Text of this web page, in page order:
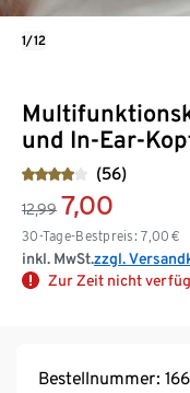
und In-Ear-
(56)
12,99 7,00
30-Tage-Bestpreis: 7,00 €
inkl. MwSt.zzgl.
Zur Zeit nicht
1/12
Bestellnummer: